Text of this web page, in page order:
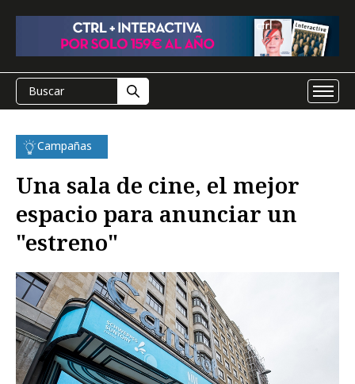
Campañas
Una sala de cine, el mejor
espacio para anunciar un
"estreno"